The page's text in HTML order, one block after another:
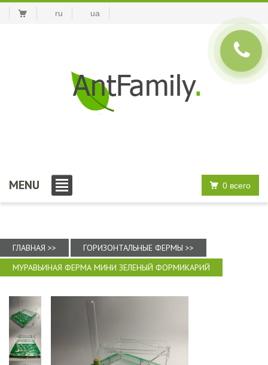
ru ua
MENU 0 всего
ГЛАВНАЯ >>
ГОРИЗОНТАЛЬНЫЕ ФЕРМЫ >>
МУРАВЬИНАЯ ФЕРМА МИНИ ЗЕЛЕНЫЙ ФОРМИКАРИЙ